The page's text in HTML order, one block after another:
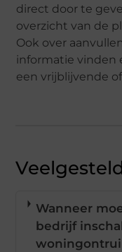
direct door te
overzicht van de
Ook over
informatie vinden
een vrijblijvende
Wanneer
bedrijf